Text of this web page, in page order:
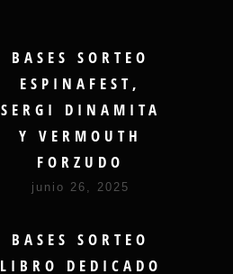
BASES SORTEO
ESPINAFEST,
SERGI DINAMITA
Y VERMOUTH
FORZUDO
junio 26, 2025
BASES SORTEO
LIBRO DEDICADO